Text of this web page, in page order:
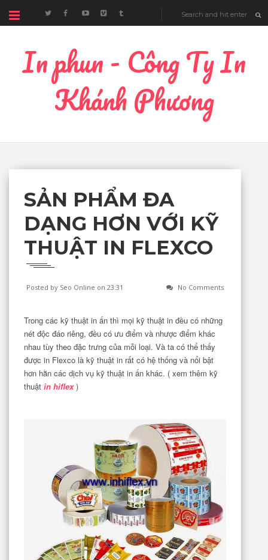
In phun - Công Ty In
Khánh Phương
SẢN PHẨM ĐA
DẠNG HƠN VỚI KỸ
THUẬT IN FLEXCO
Posted by Seo Online on 23:31 No Comments
Trong các kỹ thuật in ấn thì mọi kỹ thuật in đều có những
nét độc đáo riêng, đều có ưu điểm và nhược điểm khác
nhau tùy theo đặc trưng của mỗi loại. Và ta có thể thấy
được in Flexco là kỹ thuật in rất có hệ thống và nổi bật
hơn hằn các dịch vụ kỹ thuật in ấn khác. ( xem thêm kỹ
thuật in hiflex)